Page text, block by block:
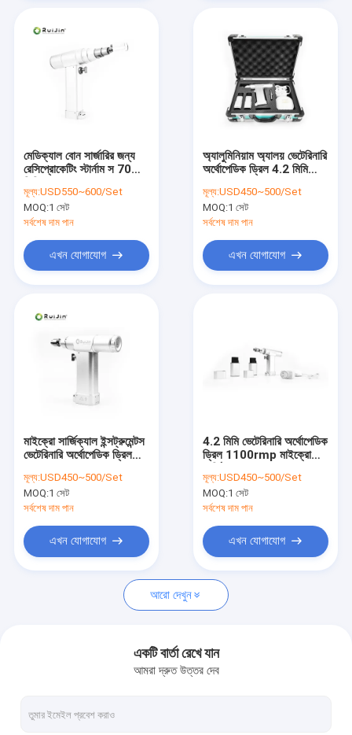
আমাদের সম্পর্কে
কারখানা ভ্রমণ
Oscillating হাড় করাত
রেসিপ্রোকেটিং বোন করাত
মেডিক্যাল বোন সার্জারির জন্য
রেসিপ্রোকেটিং স্টার্নাম স 70
মূল্য:USD550~600/Set
MOQ:1 সেট
সর্বশেষ দাম পান
এখন যোগাযোগ
অ্যালুমিনিয়াম অ্যালয় ভেটেরিনারি
অর্থোপেডিক ড্রিল 4.2 মিমি
মূল্য:USD450~500/Set
MOQ:1 সেট
সর্বশেষ দাম পান
এখন যোগাযোগ
মাইক্রো সার্জিক্যাল ইন্সট্রুমেন্টস
ভেটেরিনারি অর্থোপেডিক ড্রিল
মূল্য:USD450~500/Set
MOQ:1 সেট
সর্বশেষ দাম পান
এখন যোগাযোগ
4.2 মিমি ভেটেরিনারি অর্থোপেডিক
ড্রিল 1100rmp মাইক্রো
মূল্য:USD450~500/Set
MOQ:1 সেট
সর্বশেষ দাম পান
এখন যোগাযোগ
আরো দেখুন
একটি বার্তা রেখে যান
আমরা দ্রুত উত্তর দেব